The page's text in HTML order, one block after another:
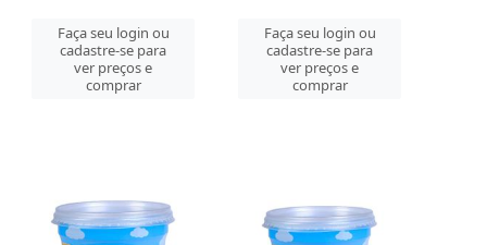
Faça seu login ou
cadastre-se para
ver preços e
comprar
Faça seu login ou
cadastre-se para
ver preços e
comprar